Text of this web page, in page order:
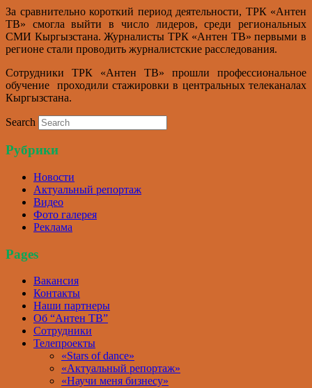
За сравнительно короткий период деятельности, ТРК «Антен
ТВ» смогла выйти в число лидеров, среди региональных
СМИ Кыргызстана. Журналисты ТРК «Антен ТВ» первыми в
регионе стали проводить журналистские расследования.
Сотрудники ТРК «Антен ТВ» прошли профессиональное
обучение проходили стажировки в центральных телеканалах
Кыргызстана.
Search
Рубрики
Новости
Актуальный репортаж
Видео
Фото галерея
Реклама
Pages
Вакансия
Контакты
Наши партнеры
Об “Антен ТВ”
Сотрудники
Телепроекты
«Stars of dance»
«Актуальный репортаж»
«Научи меня бизнесу»